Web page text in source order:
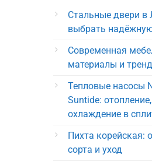
Стальные двери в
выбрать
Современная
материалы и
Тепловые насосы
Suntide:
охлаждение в
Пихта корейская:
сорта и уход